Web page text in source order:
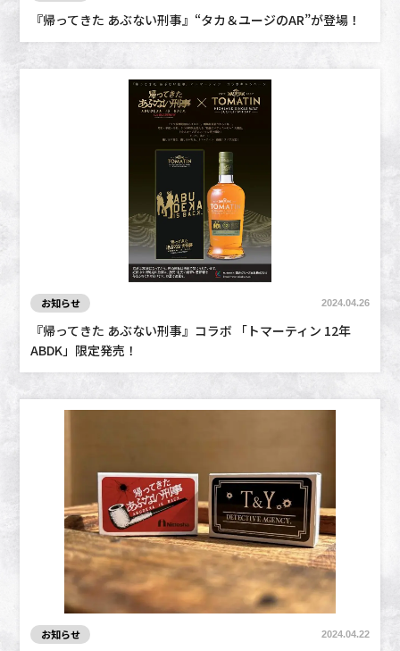
『帰ってきた あぶない刑事』“タカ＆ユージのAR”が登場！
お知らせ 2024.04.26
『帰ってきた あぶない刑事』コラボ 「トマーティン 12年
ABDK」限定発売！
お知らせ 2024.04.22